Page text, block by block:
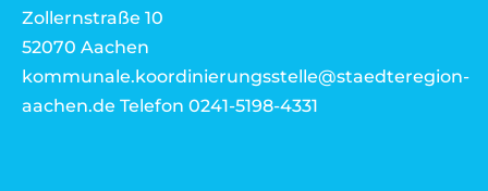
Zollernstraße 10
52070 Aachen
kommunale.koordinierungsstelle@staedteregion-
aachen.de Telefon 0241-5198-4331